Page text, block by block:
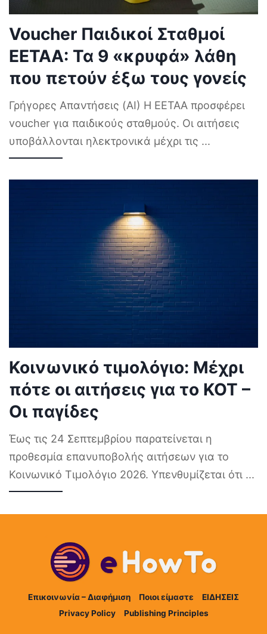
Voucher Παιδικοί Σταθμοί
ΕΕΤΑΑ: Τα 9 «κρυφά» λάθη
που πετούν έξω τους γονείς
Γρήγορες Απαντήσεις (AI) Η ΕΕΤΑΑ προσφέρει
voucher για παιδικούς σταθμούς. Οι αιτήσεις
υποβάλλονται ηλεκτρονικά μέχρι τις ...
Κοινωνικό τιμολόγιο: Μέχρι
πότε οι αιτήσεις για το ΚΟΤ –
Οι παγίδες
Έως τις 24 Σεπτεμβρίου παρατείνεται η
προθεσμία επανυποβολής αιτήσεων για το
Κοινωνικό Τιμολόγιο 2026. Υπενθυμίζεται ότι ...
Επικοινωνία – Διαφήμιση Ποιοι είμαστε
ΕΙΔΗΣΕΙΣ
Privacy Policy
Publishing Principles